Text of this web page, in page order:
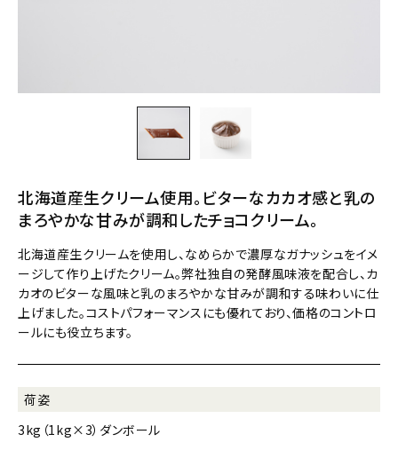
北海道産生クリーム使用。ビターなカカオ感と乳の
まろやかな甘みが調和したチョコクリーム。
北海道産生クリームを使用し、なめらかで濃厚なガナッシュをイメ
ージして作り上げたクリーム。弊社独自の発酵風味液を配合し、カ
カオのビターな風味と乳のまろやかな甘みが調和する味わいに仕
上げました。コストパフォーマンスにも優れており、価格のコントロ
ールにも役立ちます。
荷姿
3kg（1kg×3）ダンボール